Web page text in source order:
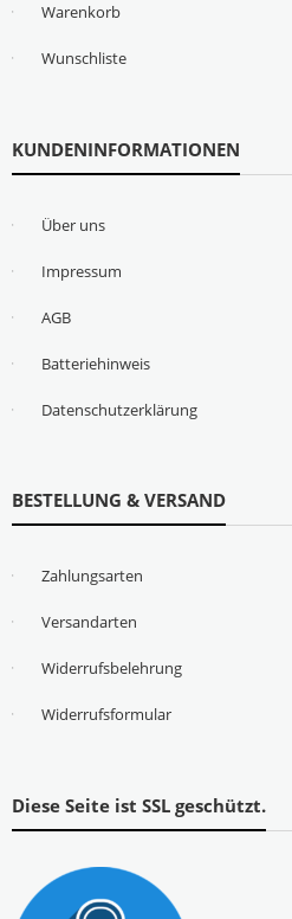
Warenkorb
Wunschliste
KUNDENINFORMATIONEN
Über uns
Impressum
AGB
Batteriehinweis
Datenschutzerklärung
BESTELLUNG & VERSAND
Zahlungsarten
Versandarten
Widerrufsbelehrung
Widerrufsformular
Diese Seite ist SSL geschützt.